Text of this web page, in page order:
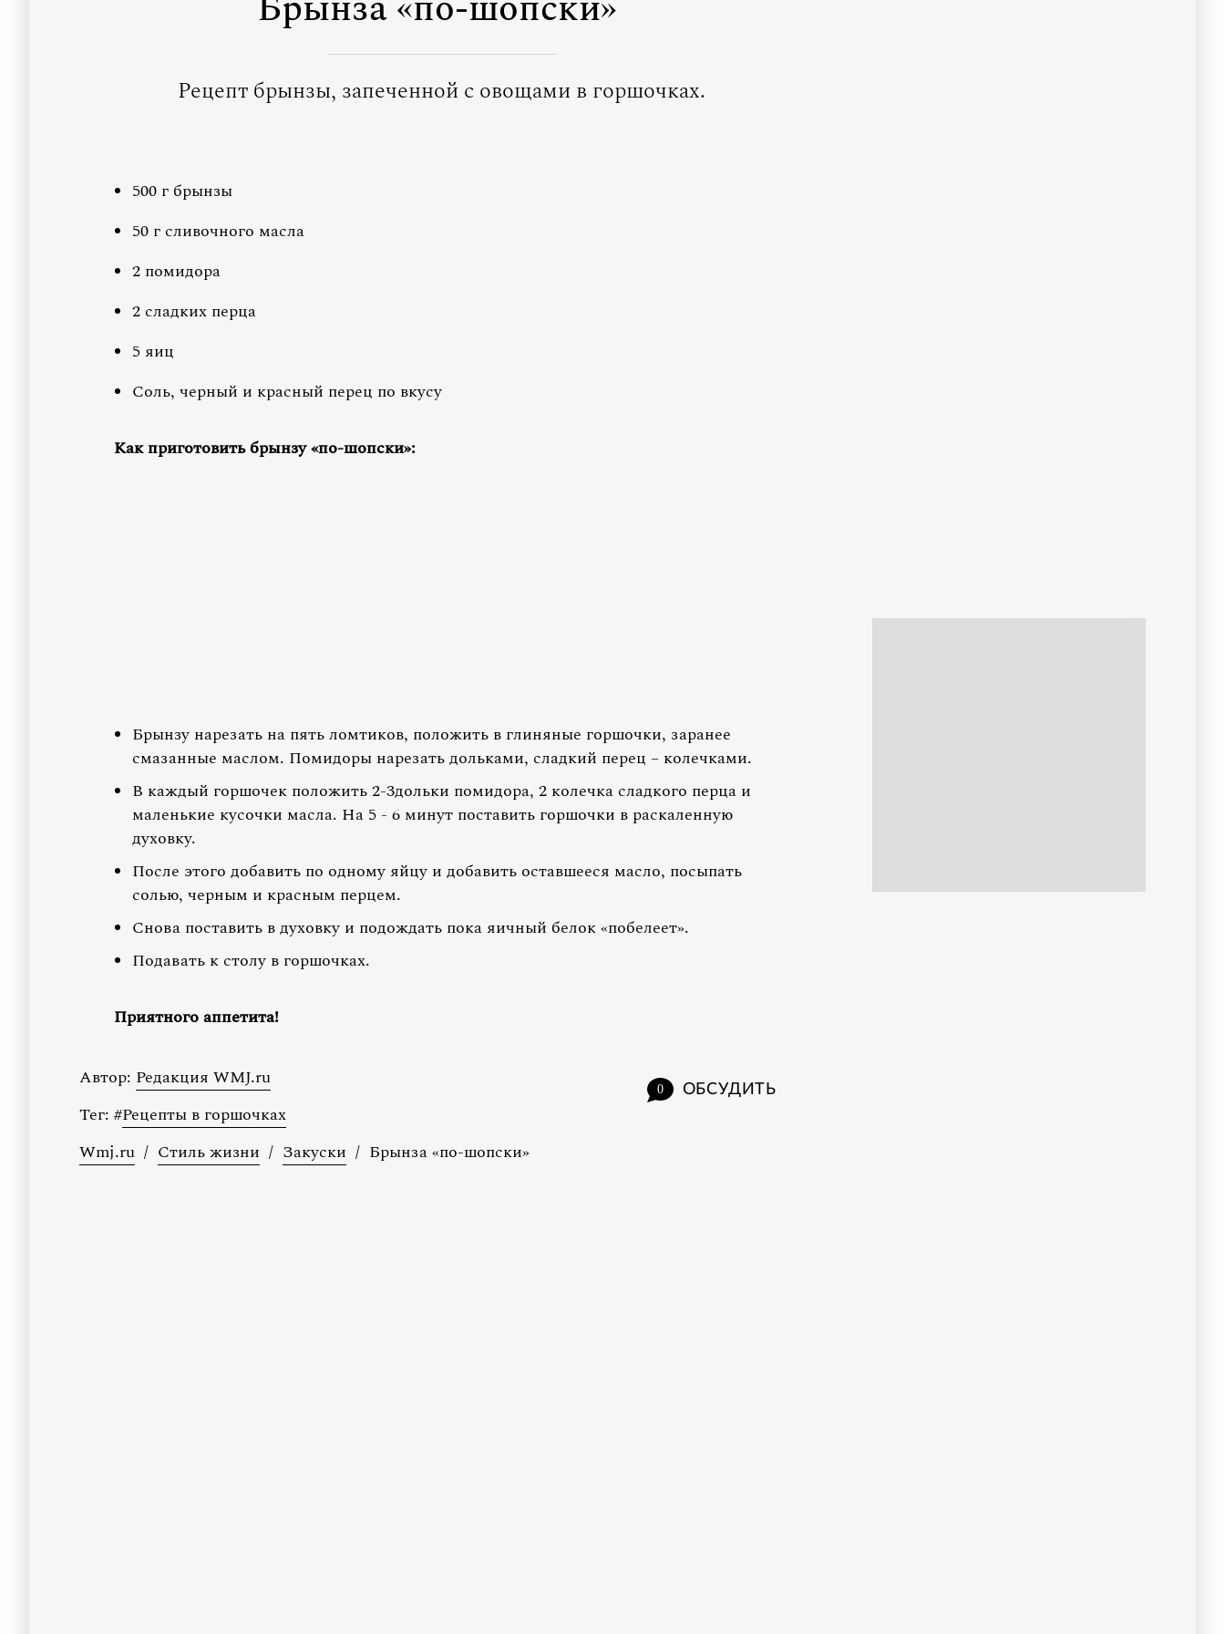
Рецепт брынзы, запеченной с овощами в горшочках.
500 г брынзы
50 г сливочного масла
2 помидора
2 сладких перца
5 яиц
Соль, черный и красный перец по вкусу
Как приготовить брынзу «по-шопски»:
Брынзу нарезать на пять ломтиков, положить в глиняные горшочки, заранее
смазанные маслом. Помидоры нарезать дольками, сладкий перец – колечками.
В каждый горшочек положить 2-3дольки помидора, 2 колечка сладкого перца и
маленькие кусочки масла. На 5 - 6 минут поставить горшочки в раскаленную
духовку.
После этого добавить по одному яйцу и добавить оставшееся масло, посыпать
солью, черным и красным перцем.
Снова поставить в духовку и подождать пока яичный белок «побелеет».
Подавать к столу в горшочках.
Приятного аппетита!
0 ОБСУДИТЬ
Автор: Редакция WMJ.ru
Тег: #Рецепты в горшочках
Wmj.ru / Стиль жизни / Закуски / Брынза «по-шопски»